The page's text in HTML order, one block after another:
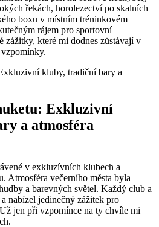
řekách, horolezectví po skalních
boxu v místním tréninkovém
rájem pro sportovní
zážitky, které mi dodnes zůstávají v
Exkluzivní
a‍ atmosféra
v exkluzívních klubech a
Atmosféra večerního města byla‌
a barevných světel. Každý ‌club a
nabízel⁣ jedinečný zážitek pro
‍jen při vzpomínce⁢ na ty chvíle mi